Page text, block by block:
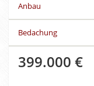
Anbau
Bedachung
399.000 €